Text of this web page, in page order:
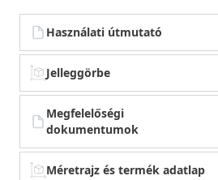
Használati útmutató
Jelleggörbe
Megfelelőségi
dokumentumok
Méretrajz és termék adatlap